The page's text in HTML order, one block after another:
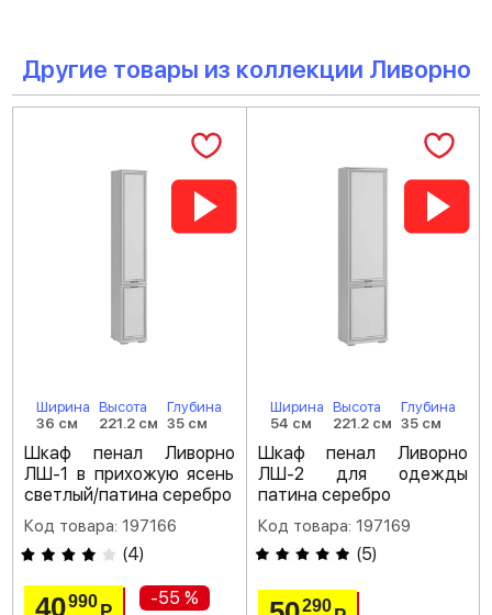
Другие товары из коллекции Ливорно
Ширина
36 см
Высота
221.2 см
Глубина
35 см
Шкаф пенал Ливорно
ЛШ-1 в прихожую ясень
светлый/патина серебро
Код товара: 197166
(4)
40990
-55 %
Ширина
54 см
Высота
221.2 см
Глубина
35 см
Шкаф пенал Ливорно
ЛШ-2 для одежды
патина серебро
Код товара: 197169
(5)
290